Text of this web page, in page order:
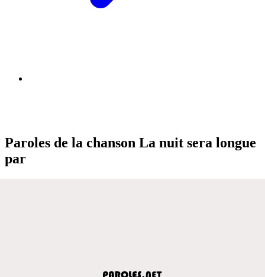
Paroles de la chanson La nuit sera longue
par